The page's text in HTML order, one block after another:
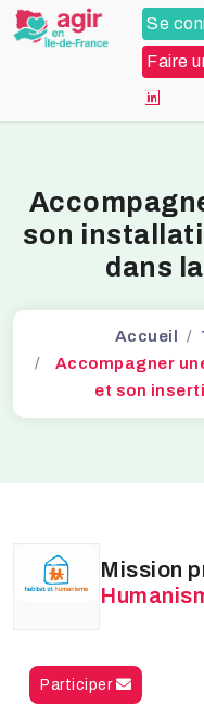
Se
Faire
son
dans
Accueil
Accompagner
et son
Mission
Participer